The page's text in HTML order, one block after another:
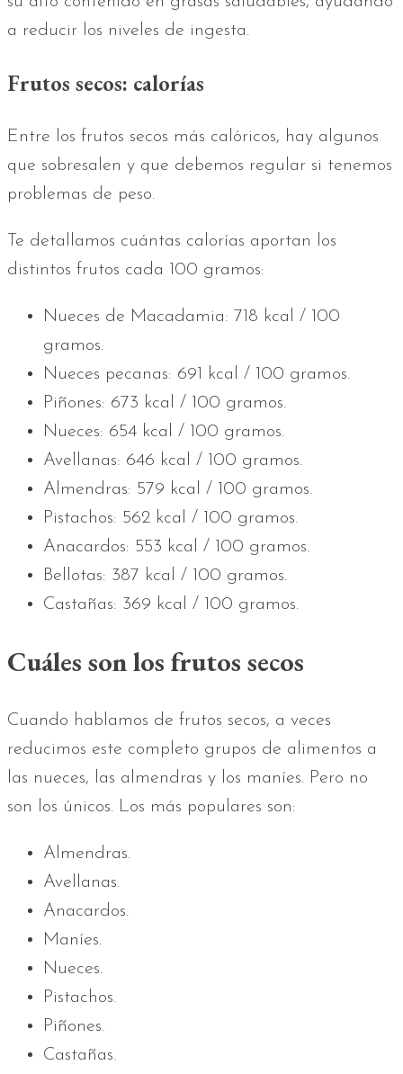
a reducir los niveles de ingesta.
Frutos secos: calorías
Entre los frutos secos más calóricos, hay algunos
que sobresalen y que debemos regular si tenemos
problemas de peso.
Te detallamos cuántas calorías aportan los
distintos frutos cada 100 gramos:
Nueces de Macadamia: 718 kcal / 100
gramos.
Nueces pecanas: 691 kcal / 100 gramos.
Piñones: 673 kcal / 100 gramos.
Nueces: 654 kcal / 100 gramos.
Avellanas: 646 kcal / 100 gramos.
Almendras: 579 kcal / 100 gramos.
Pistachos: 562 kcal / 100 gramos.
Anacardos: 553 kcal / 100 gramos.
Bellotas: 387 kcal / 100 gramos.
Castañas: 369 kcal / 100 gramos.
Cuáles son los frutos secos
Cuando hablamos de frutos secos, a veces
reducimos este completo grupos de alimentos a
las nueces, las almendras y los maníes. Pero no
son los únicos. Los más populares son:
Almendras.
Avellanas.
Anacardos.
Maníes.
Nueces.
Pistachos.
Piñones.
Castañas.